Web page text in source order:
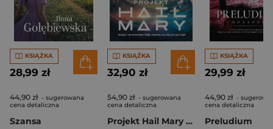
KSIĄŻKA
28,99 zł
44,90 zł - sugerowana
cena detaliczna
Szansa
KSIĄŻKA
32,90 zł
54,90 zł - sugerowana
cena detaliczna
Projekt Hail Mary (okładka filmowa)
KSIĄŻKA
29,99 zł
44,90 zł -
cena detaliczna
Preludium